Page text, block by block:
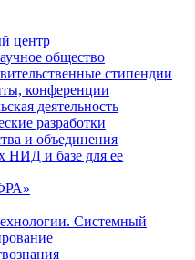
центр
общество
стипендии
конференции
деятельность
разработки
и объединения
НИД и базе для ее
Системный